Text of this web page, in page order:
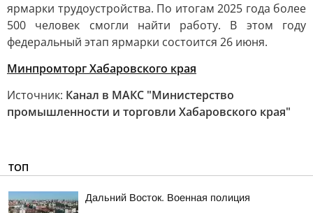
ярмарки трудоустройства. По итогам 2025 года более
500 человек смогли найти работу. В этом году
федеральный этап ярмарки состоится 26 июня.
Минпромторг Хабаровского края
Источник: Канал в МАКС "Министерство
промышленности и торговли Хабаровского края"
ТОП
Дальний Восток. Военная полиция